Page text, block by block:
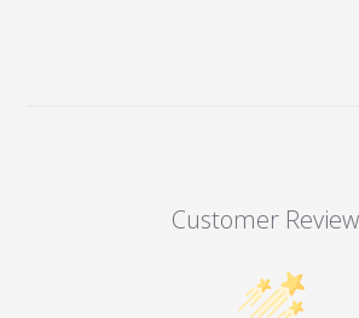
Customer